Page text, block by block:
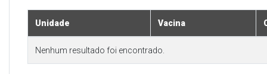
Unidade Vacina
Nenhum resultado foi encontrado.